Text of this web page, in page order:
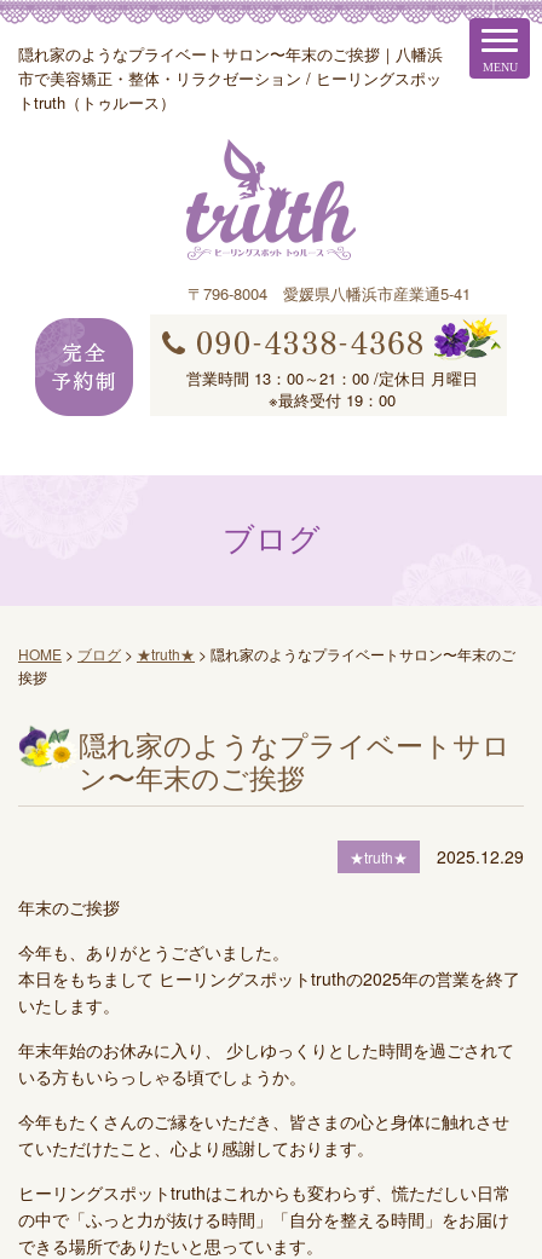
隠れ家のようなプライベートサロン〜年末のご挨拶｜八幡浜
市で美容矯正・整体・リラクゼーション / ヒーリングスポッ
トtruth（トゥルース）
〒796-8004 愛媛県八幡浜市産業通5-41
営業時間 13：00～21：00 /定休日 月曜日
※最終受付 19：00
ブログ
HOME > ブログ > ★truth★ > 隠れ家のようなプライベートサロン〜年末のご
挨拶
隠れ家のようなプライベートサロ
ン〜年末のご挨拶
★truth★ 2025.12.29
年末のご挨拶
今年も、ありがとうございました。
本日をもちまして ヒーリングスポットtruthの2025年の営業を終了
いたします。
年末年始のお休みに入り、 少しゆっくりとした時間を過ごされて
いる方もいらっしゃる頃でしょうか。
今年もたくさんのご縁をいただき、皆さまの心と身体に触れさせ
ていただけたこと、心より感謝しております。
ヒーリングスポットtruthはこれからも変わらず、慌ただしい日常
の中で「ふっと力が抜ける時間」「自分を整える時間」をお届け
できる場所でありたいと思っています。